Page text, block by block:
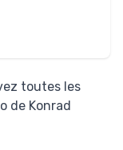
toutes les
de Konrad